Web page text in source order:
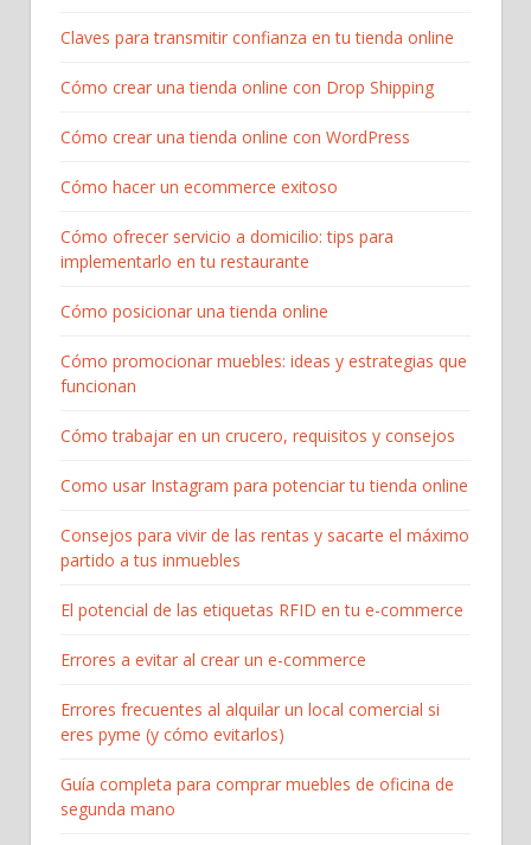
Claves para transmitir confianza en tu tienda online
Cómo crear una tienda online con Drop Shipping
Cómo crear una tienda online con WordPress
Cómo hacer un ecommerce exitoso
Cómo ofrecer servicio a domicilio: tips para
implementarlo en tu restaurante
Cómo posicionar una tienda online
Cómo promocionar muebles: ideas y estrategias que
funcionan
Cómo trabajar en un crucero, requisitos y consejos
Como usar Instagram para potenciar tu tienda online
Consejos para vivir de las rentas y sacarte el máximo
partido a tus inmuebles
El potencial de las etiquetas RFID en tu e-commerce
Errores a evitar al crear un e-commerce
Errores frecuentes al alquilar un local comercial si
eres pyme (y cómo evitarlos)
Guía completa para comprar muebles de oficina de
segunda mano